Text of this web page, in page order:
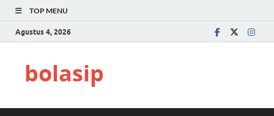
TOP MENU
Agustus 4, 2026
bolasip